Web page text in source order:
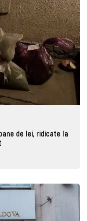
de lei, ridicate la